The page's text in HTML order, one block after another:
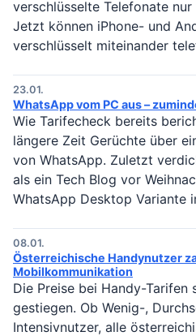
verschlüsselte Telefonate
Jetzt können iPhone- und
verschlüsselt miteinander
23.01.
WhatsApp vom PC aus –
Wie Tarifecheck bereits
längere Zeit Gerüchte über
von WhatsApp. Zuletzt
als ein Tech Blog vor
WhatsApp Desktop Variante
08.01.
Österreichische Handynutzer
Mobilkommunikation
Die Preise bei Handy-Tarifen
gestiegen. Ob Wenig-,
Intensivnutzer, alle